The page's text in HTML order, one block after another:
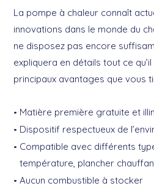
La pompe à chaleur connaît
innovations dans le monde du
ne disposez pas encore
expliquera en détails tout ce
principaux avantages que vous
Matière première gratuite et
Dispositif respectueux de
Compatible avec différents
température, plancher
Aucun combustible à stocker